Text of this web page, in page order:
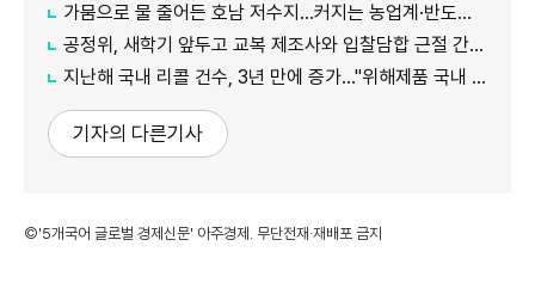
가뭄으로 물 줄어든 호남 저수지...커지는 농업계·반도체 용수 갈등
공정위, 새학기 앞두고 교복 제조사와 입찰담합 근절 간담회 진행
지난해 국내 리콜 건수, 3년 만에 증가…"위해제품 국내 유통 차단 영향"
기자의 다른기사
©'5개국어 글로벌 경제신문' 아주경제. 무단전재·재배포 금지